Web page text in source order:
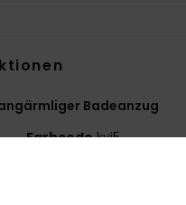
Badeanzug
Farbcodekvj5